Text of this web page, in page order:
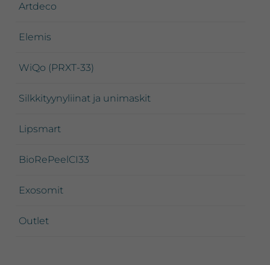
Artdeco
Elemis
WiQo (PRXT-33)
Silkkityynyliinat ja unimaskit
Lipsmart
BioRePeelCI33
Exosomit
Outlet